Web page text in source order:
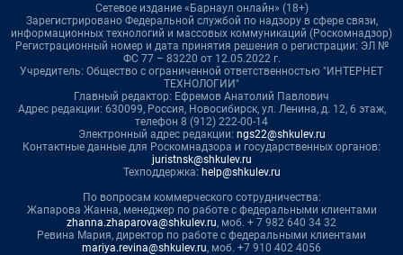
Сетевое издание «Барнаул онлайн» (18+)
Зарегистрировано Федеральной службой по надзору в сфере связи,
информационных технологий и массовых коммуникаций (Роскомнадзор)
Регистрационный номер и дата принятия решения о регистрации: ЭЛ №
ФС 77 – 83220 от 12.05.2022 г.
Учредитель: Общество с ограниченной ответственностью "ИНТЕРНЕТ
ТЕХНОЛОГИИ"
Главный редактор: Ефремов Анатолий Павлович
Адрес редакции: 630099, Россия, Новосибирск, ул. Ленина, д. 12, 6 этаж,
телефон 8 (912) 222-00-14
Электронный адрес редакции: ngs22@shkulev.ru
Контактные данные для Роскомнадзора и государственных органов:
juristnsk@shkulev.ru
Техподдержка: help@shkulev.ru
По вопросам коммерческого сотрудничества:
Жапарова Жанна, менеджер по работе с федеральными клиентами
zhanna.zhaparova@shkulev.ru, моб. + 7 982 640 34 32
Ревина Мария, директор по работе с федеральными клиентами
mariya.revina@shkulev.ru, моб. +7 910 402 4056